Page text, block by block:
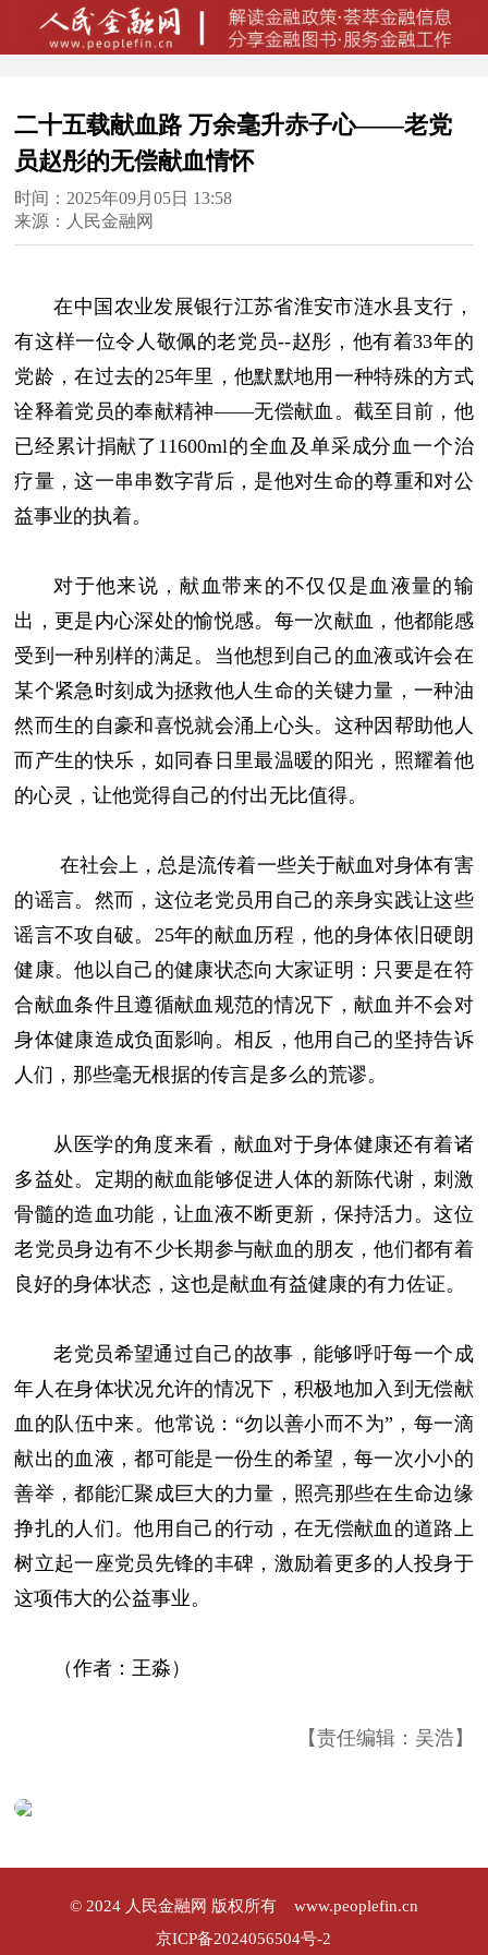
二十五载献血路 万余毫升赤子心——老党
员赵彤的无偿献血情怀
时间：2025年09月05日 13:58
来源：人民金融网
在中国农业发展银行江苏省淮安市涟水县支行，
有这样一位令人敬佩的老党员--赵彤，他有着33年的
党龄，在过去的25年里，他默默地用一种特殊的方式
诠释着党员的奉献精神——无偿献血。截至目前，他
已经累计捐献了11600ml的全血及单采成分血一个治
疗量，这一串串数字背后，是他对生命的尊重和对公
益事业的执着。
对于他来说，献血带来的不仅仅是血液量的输
出，更是内心深处的愉悦感。每一次献血，他都能感
受到一种别样的满足。当他想到自己的血液或许会在
某个紧急时刻成为拯救他人生命的关键力量，一种油
然而生的自豪和喜悦就会涌上心头。这种因帮助他人
而产生的快乐，如同春日里最温暖的阳光，照耀着他
的心灵，让他觉得自己的付出无比值得。
在社会上，总是流传着一些关于献血对身体有害
的谣言。然而，这位老党员用自己的亲身实践让这些
谣言不攻自破。25年的献血历程，他的身体依旧硬朗
健康。他以自己的健康状态向大家证明：只要是在符
合献血条件且遵循献血规范的情况下，献血并不会对
身体健康造成负面影响。相反，他用自己的坚持告诉
人们，那些毫无根据的传言是多么的荒谬。
从医学的角度来看，献血对于身体健康还有着诸
多益处。定期的献血能够促进人体的新陈代谢，刺激
骨髓的造血功能，让血液不断更新，保持活力。这位
老党员身边有不少长期参与献血的朋友，他们都有着
良好的身体状态，这也是献血有益健康的有力佐证。
老党员希望通过自己的故事，能够呼吁每一个成
年人在身体状况允许的情况下，积极地加入到无偿献
血的队伍中来。他常说：“勿以善小而不为”，每一滴
献出的血液，都可能是一份生的希望，每一次小小的
善举，都能汇聚成巨大的力量，照亮那些在生命边缘
挣扎的人们。他用自己的行动，在无偿献血的道路上
树立起一座党员先锋的丰碑，激励着更多的人投身于
这项伟大的公益事业。
（作者：王淼）
【责任编辑：吴浩】
© 2024 人民金融网 版权所有
www.peoplefin.cn
京ICP备2024056504号-2